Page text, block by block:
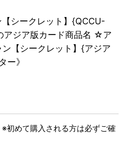
シークレット】{QCCU-
アジア版カード商品名 ☆ア
【シークレット】{アジア
ー》
※初めて購入される方は必ずご確